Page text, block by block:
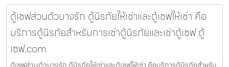
ตู้เซฟส่วนตัวบางรัก ตู้นิรภัยให้เช่าและตู้เซฟให้เช่า คือ
บริการตู้นิรภัยสำหรับการเช่าตู้นิรภัยและเช่าตู้เซฟ ตู้
เซฟ.com